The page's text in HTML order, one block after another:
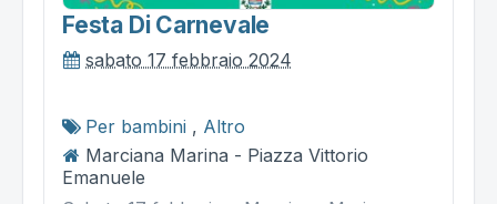
Festa Di Carnevale
sabato 17 febbraio 2024
Per bambini , Altro
Marciana Marina - Piazza Vittorio
Emanuele